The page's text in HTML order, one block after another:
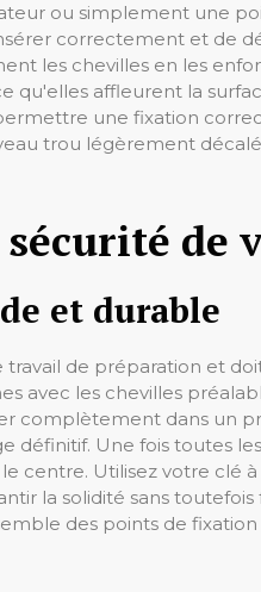
ou simplement une
correctement et de
les chevilles en les
affleurent la
une fixation
trou légèrement
de
et durable
de préparation et
avec les chevilles
complètement dans un
définitif. Une fois toutes
centre. Utilisez votre
la solidité sans
des points de